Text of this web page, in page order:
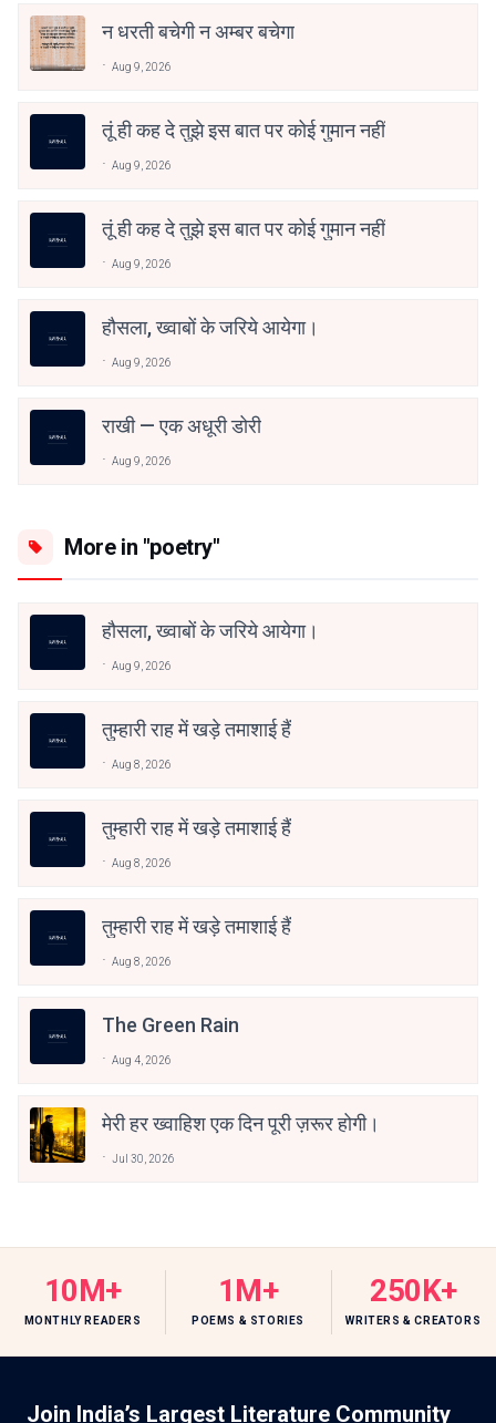
न धरती बचेगी न अम्बर बचेगा
Aug 9, 2026
तूं ही कह दे तुझे इस बात पर कोई गुमान नहीं
Aug 9, 2026
तूं ही कह दे तुझे इस बात पर कोई गुमान नहीं
Aug 9, 2026
हौसला, ख्वाबों के जरिये आयेगा।
Aug 9, 2026
राखी — एक अधूरी डोरी
Aug 9, 2026
More in "poetry"
हौसला, ख्वाबों के जरिये आयेगा।
Aug 9, 2026
तुम्हारी राह में खड़े तमाशाई हैं
Aug 8, 2026
तुम्हारी राह में खड़े तमाशाई हैं
Aug 8, 2026
तुम्हारी राह में खड़े तमाशाई हैं
Aug 8, 2026
The Green Rain
Aug 4, 2026
मेरी हर ख्वाहिश एक दिन पूरी ज़रूर होगी।
Jul 30, 2026
10M+
MONTHLY READERS
1M+
POEMS & STORIES
250K+
WRITERS & CREATORS
Join India’s Largest Literature Community